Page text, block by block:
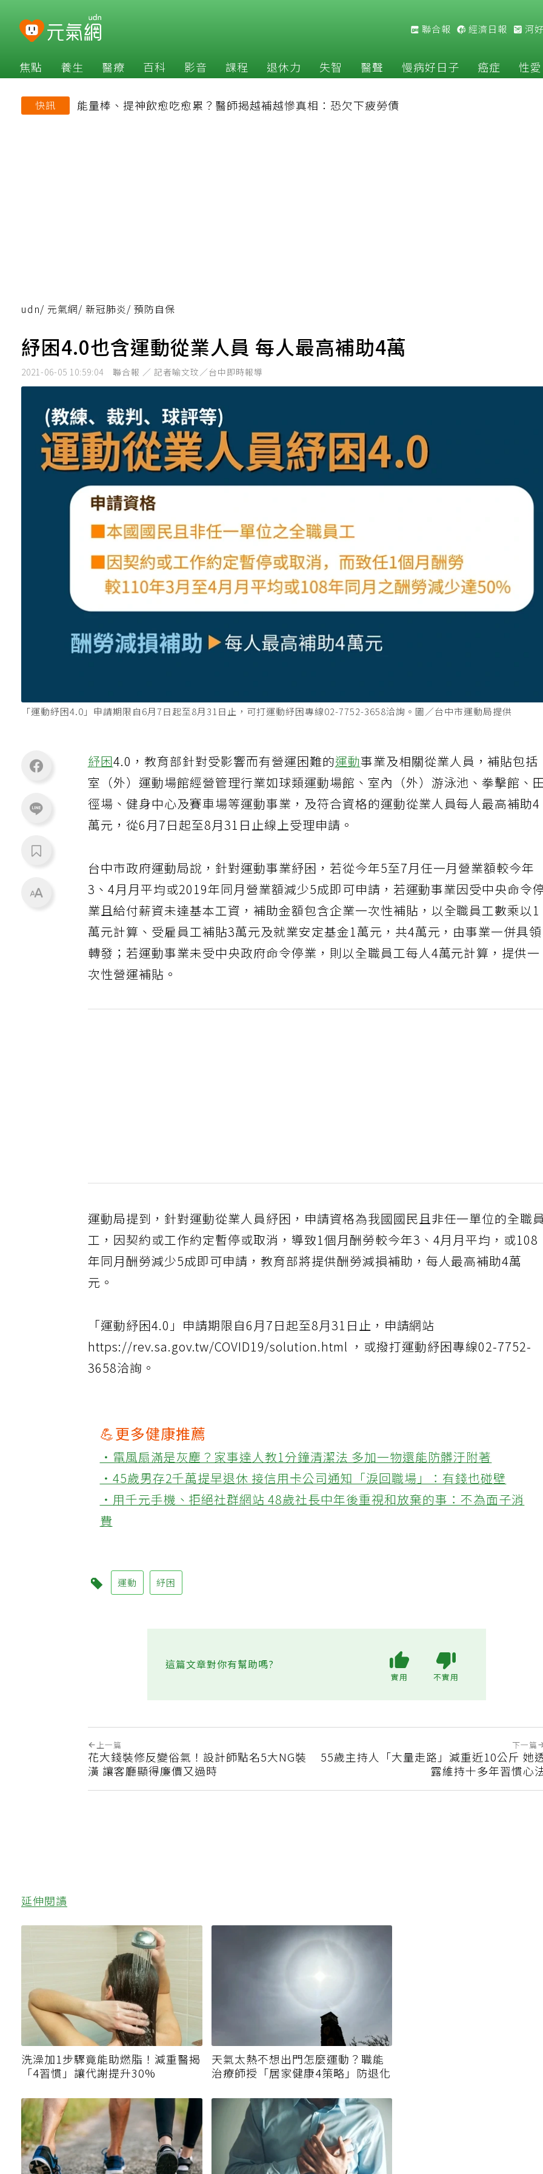
聯合報 經濟日報 河
焦點 養生 醫療 百科 影音 課程 退休力 失智 醫聲 慢病好日子 癌症 性愛
快訊 能量棒、提神飲愈吃愈累？醫師揭越補越慘真相：恐欠下疲勞債
udn/ 元氣網/ 新冠肺炎/ 預防自保
紓困4.0也含運動從業人員 每人最高補助4萬
2021-06-05 10:59:04 聯合報 ／ 記者喻文玟／台中即時報導
「運動紓困4.0」申請期限自6月7日起至8月31日止，可打運動紓困專線02-7752-3658洽詢。圖／台中市運動局提供
紓困4.0，教育部針對受影響而有營運困難的運動事業及相關從業人員，補貼包括
室（外）運動場館經營管理行業如球類運動場館、室內（外）游泳池、拳擊館、
徑場、健身中心及賽車場等運動事業，及符合資格的運動從業人員每人最高補助4
萬元，從6月7日起至8月31日止線上受理申請。
台中市政府運動局說，針對運動事業紓困，若從今年5至7月任一月營業額較今年
3、4月月平均或2019年同月營業額減少5成即可申請，若運動事業因受中央命令
業且給付薪資未達基本工資，補助金額包含企業一次性補貼，以全職員工數乘以1
萬元計算、受雇員工補貼3萬元及就業安定基金1萬元，共4萬元，由事業一併具
轉發；若運動事業未受中央政府命令停業，則以全職員工每人4萬元計算，提供一
次性營運補貼。
運動局提到，針對運動從業人員紓困，申請資格為我國國民且非任一單位的全職
工，因契約或工作約定暫停或取消，導致1個月酬勞較今年3、4月月平均，或108
年同月酬勞減少5成即可申請，教育部將提供酬勞減損補助，每人最高補助4萬
元。
「運動紓困4.0」申請期限自6月7日起至8月31日止，申請網站
https://rev.sa.gov.tw/COVID19/solution.html ，或撥打運動紓困專線02-7752-
3658洽詢。
💪更多健康推薦
‧電風扇滿是灰塵？家事達人教1分鐘清潔法 多加一物還能防髒汙附著
‧45歲男存2千萬提早退休 接信用卡公司通知「淚回職場」：有錢也碰壁
‧用千元手機、拒絕社群網站 48歲社長中年後重視和放棄的事：不為面子消
費
運動 紓困
這篇文章對你有幫助嗎?
上一篇
花大錢裝修反變俗氣！設計師點名5大NG裝
潢 讓客廳顯得廉價又過時
下一篇
55歲主持人「大量走路」減重近10公斤 她
露維持十多年習慣心
延伸閱讀
洗澡加1步驟竟能助燃脂！減重醫揭
「4習慣」讓代謝提升30%
天氣太熱不想出門怎麼運動？職能
治療師授「居家健康4策略」防退化